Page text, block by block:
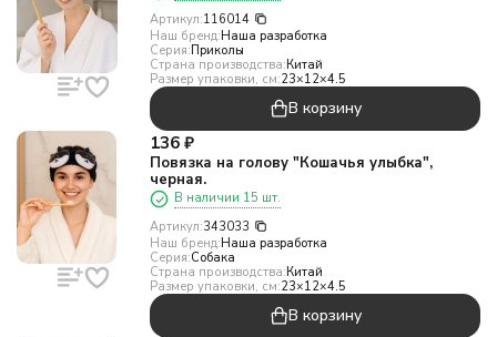
Артикул:116014
Наш бренд:Наша разработка
Серия:Приколы
Страна производства:Китай
Размер упаковки, см:23×12×4.5
В корзину
136 ₽
Повязка на голову "Кошачья улыбка",
черная.
В наличии 15 шт.
Артикул:343033
Наш бренд:Наша разработка
Серия:Собака
Страна производства:Китай
Размер упаковки, см:23×12×4.5
В корзину